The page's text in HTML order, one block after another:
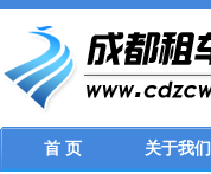
首 页 关于我们